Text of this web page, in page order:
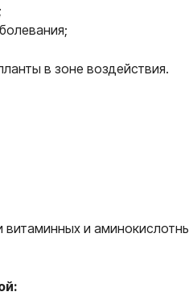
в зоне воздействия.
и